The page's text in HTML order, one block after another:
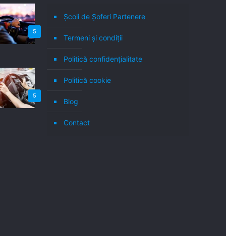
5
5
Școli de Șoferi Partenere
Termeni şi condiţii
Politică confidenţialitate
Politică cookie
Blog
Contact